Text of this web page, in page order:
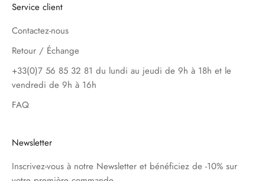
Service client
Contactez-nous
Retour / Échange
+33(0)7 56 85 32 81 du lundi au jeudi de 9h à 18h et le
vendredi de 9h à 16h
FAQ
Newsletter
Inscrivez-vous à notre Newsletter et bénéficiez de -10% sur